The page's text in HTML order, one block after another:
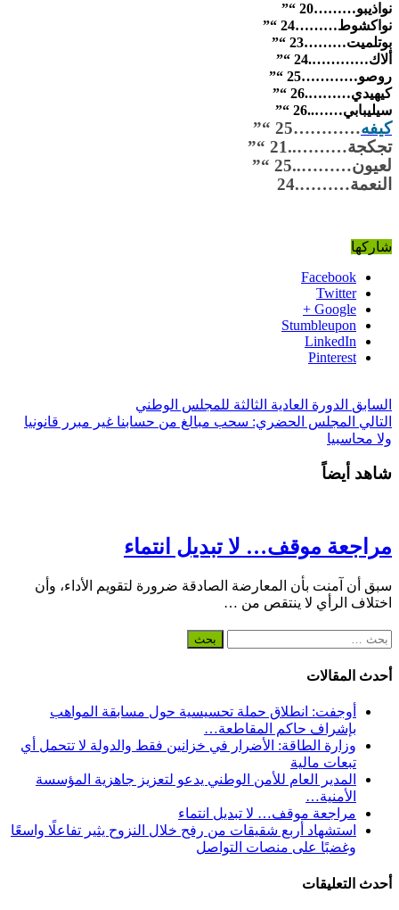
نواذيبو………20
“”
نواكشوط………24
“”
بوتلميت………23
“”
ألاك………….24
“”
روصو…………25
“”
كيهيدي……….26
“”
سيليبابي……..26
“”
كيفه…………25 “”
تجكجة………..21
“”
لعيون………..25
“”
النعمة……….24
شاركها
Facebook
Twitter
Google +
Stumbleupon
LinkedIn
Pinterest
السابق الدورة العادية الثالثة للمجلس الوطني
التالي المجلس الحضري: سحب مبالغ من حسابنا غير مبرر قانونيا
ولا محاسبيا
شاهد أيضاً
مراجعة موقف… لا تبديل انتماء
سبق أن آمنت بأن المعارضة الصادقة ضرورة لتقويم الأداء، وأن
اختلاف الرأي لا ينتقص من …
البحث
أحدث المقالات
أوجفت: انطلاق حملة تحسيسية حول مسابقة المواهب
بإشراف حاكم المقاطعة…
وزارة الطاقة: الأضرار في خزانين فقط والدولة لا تتحمل أي
تبعات مالية
المدير العام للأمن الوطني يدعو لتعزيز جاهزية المؤسسة
الأمنية…
مراجعة موقف… لا تبديل انتماء
استشهاد أربع شقيقات من رفح خلال النزوح يثير تفاعلًا واسعًا
وغضبًا على منصات التواصل
أحدث التعليقات